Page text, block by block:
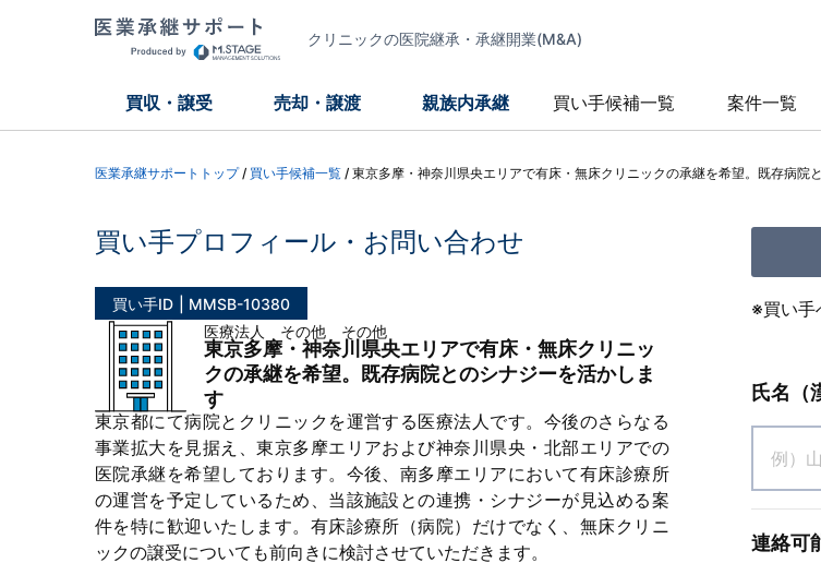
クリニックの医院継承・承継開業(M&A)
買収・譲受 売却・譲渡 親族内承継 買い手候補一覧 案件一覧
医業承継サポートトップ/ 買い手候補一覧 / 東京多摩・神奈川県央エリアで有床・無床クリニックの承継を希望。既存病院
買い手プロフィール・お問い合わせ
買い手ID
MMSB-10380
医療法人 その他 その他
東京多摩・神奈川県央エリアで有床・無床クリニッ
クの承継を希望。既存病院とのシナジーを活かしま
す
東京都にて病院とクリニックを運営する医療法人です。今後のさらなる
事業拡大を見据え、東京多摩エリアおよび神奈川県央・北部エリアでの
医院承継を希望しております。今後、南多摩エリアにおいて有床診療所
の運営を予定しているため、当該施設との連携・シナジーが見込める案
件を特に歓迎いたします。有床診療所（病院）だけでなく、無床クリニ
ックの譲受についても前向きに検討させていただきます。
※買い手
氏名（
連絡可